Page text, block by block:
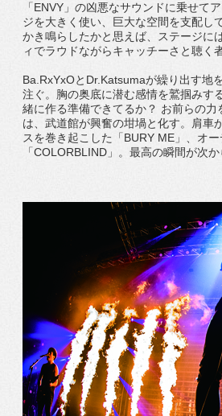
「ENVY」の凶悪なサウンドに乗せて
ジを大きく使い、巨大な空間を支配し
かき鳴らしたかと思えば、ステージに
ィでラウドながらキャッチーさと聴く
Ba.RxYxOとDr.Katsumaが繰り出す地
注ぐ。胸の奥底に潜む感情を鷲掴みす
緒に作る準備できてるか？ お前らの
は、武道館が興奮の坩堝と化す。肩車
スを巻き起こした「BURY ME」、オ
「COLORBLIND」。最高の瞬間が次